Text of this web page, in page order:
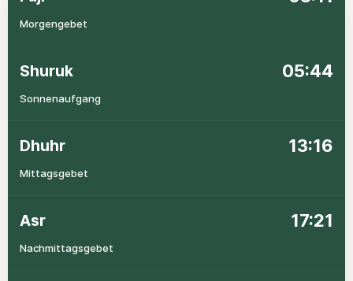
Morgengebet
Shuruk 05:44
Sonnenaufgang
Dhuhr 13:16
Mittagsgebet
Asr 17:21
Nachmittagsgebet